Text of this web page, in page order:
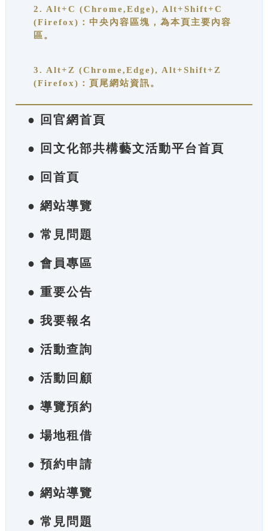
2. Alt+C (Chrome,Edge), Alt+Shift+C
(Firefox)：中央內容區塊，為本頁主要內容
區。
3. Alt+Z (Chrome,Edge), Alt+Shift+Z
(Firefox)：頁尾網站資訊。
● 回官網首頁
● 回文化部共構藝文活動平台首頁
● 回首頁
● 網站導覽
● 常見問題
● 會員專區
● 重要公告
● 我要報名
● 活動查詢
● 活動回顧
● 導覽預約
● 場地租借
● 預約申請
● 網站導覽
● 常見問題